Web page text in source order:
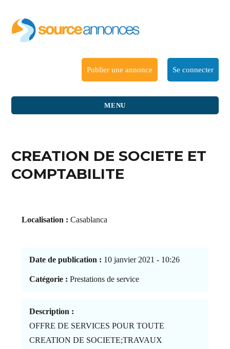
Publier une annonce Se connecter
MENU
CREATION DE SOCIETE ET
COMPTABILITE
Localisation : Casablanca
Date de publication : 10 janvier 2021 - 10:26
Catégorie : Prestations de service
Description :
OFFRE DE SERVICES POUR TOUTE
CREATION DE SOCIETE;TRAVAUX